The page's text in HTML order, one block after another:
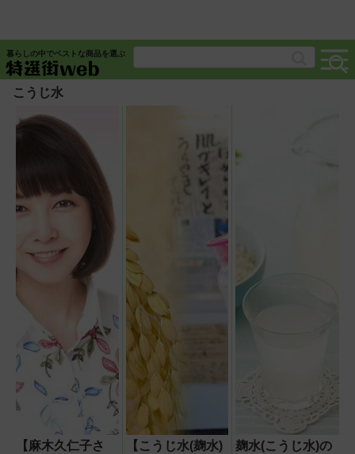
暮らしの中でベストな商品を選ぶ
こうじ水
【麻木久仁子さ
【こうじ水(麹水)
麹水(こうじ水)の